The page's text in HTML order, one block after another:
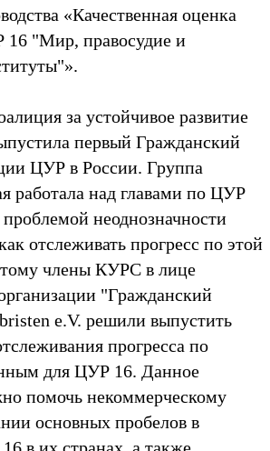
«Качественная оценка
16 "Мир, правосудие и
за устойчивое развитие
первый Гражданский
ЦУР в России. Группа
работала над главами по ЦУР
проблемой неоднозначности
отслеживать прогресс по этой
члены КУРС в лице
"Гражданский
e.V. решили выпустить
прогресса по
для ЦУР 16. Данное
помочь некоммерческому
основных пробелов в
в их странах, а также